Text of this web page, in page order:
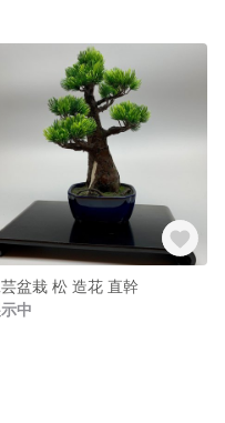
盆栽 松 造花 直幹
中